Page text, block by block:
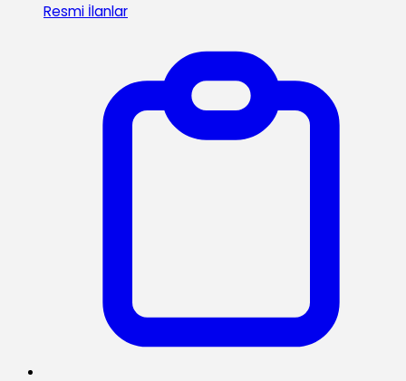
Resmi İlanlar